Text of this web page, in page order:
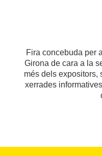
Fira concebuda per
Girona de cara a la
més dels expositors,
xerrades